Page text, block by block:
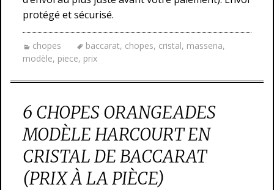
protégé et sécurisé.
chopes baccarat, chopes, cristal, massena,
modèle, piece, prix
6 CHOPES ORANGEADES
MODÈLE HARCOURT EN
CRISTAL DE BACCARAT
(PRIX À LA PIÈCE)